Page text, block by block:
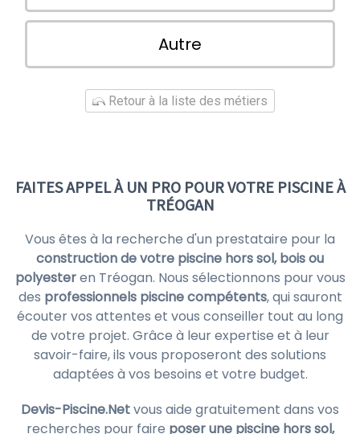
Autre
Retour à la liste des métiers
FAITES APPEL À UN PRO POUR VOTRE PISCINE À
TRÉOGAN
Vous êtes à la recherche d'un prestataire pour la
construction de votre piscine hors sol, bois ou
polyesteren Tréogan. Nous sélectionnons pour vous
des professionnels piscine compétents, qui sauront
écouter vos attentes et vous conseiller tout au long
de votre projet. Grâce à leur expertise et à leur
savoir-faire, ils vous proposeront des solutions
adaptées à vos besoins et votre budget.
Devis-Piscine.Netvous aide gratuitement dans vos
recherches pour faire poser une piscine hors sol,